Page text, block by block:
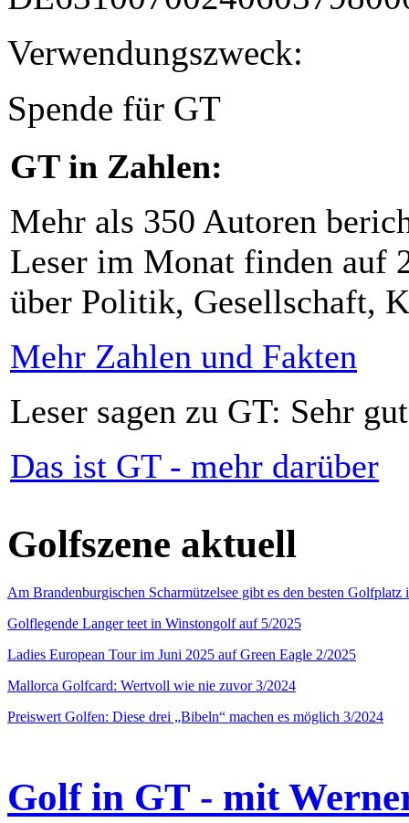
Verwendungszweck:
Spende für GT
GT in Zahlen:
Mehr als 350 Autoren
Leser im Monat finden auf
über Politik, Gesellschaft,
Mehr Zahlen und Fakten
Leser sagen zu GT: Sehr
Das ist GT - mehr darüber
Golfszene aktuell
Am Brandenburgischen Scharmützelsee gibt es den besten
Golflegende Langer teet in Winstongolf auf 5/2025
Ladies European Tour im Juni 2025 auf Green Eagle 2/2025
Mallorca Golfcard: Wertvoll wie nie zuvor 3/2024
Preiswert Golfen: Diese drei „Bibeln“ machen es möglich 3/2024
Golf in GT - mit